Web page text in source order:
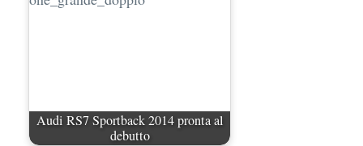
Audi RS7 Sportback 2014 pronta al
debutto